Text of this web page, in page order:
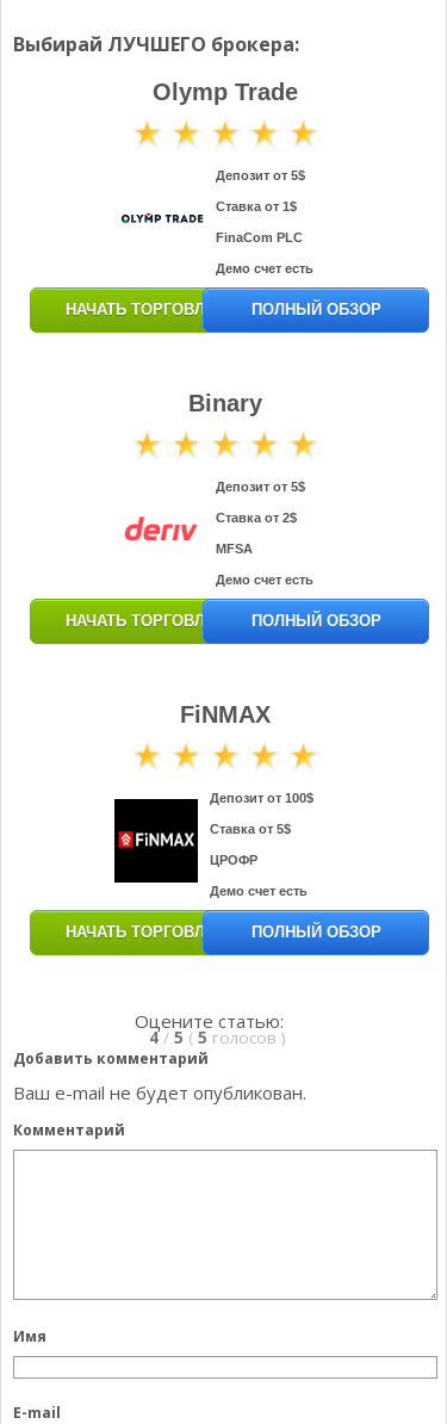
Выбирай ЛУЧШЕГО брокера:
Olymp Trade
Депозит от 5$
Ставка от 1$
FinaCom PLC
Демо счет есть
НАЧАТЬ ТОРГОВЛЮ ПОЛНЫЙ ОБЗОР
Binary
Депозит от 5$
Ставка от 2$
MFSA
Демо счет есть
НАЧАТЬ ТОРГОВЛЮ ПОЛНЫЙ ОБЗОР
FiNMAX
Депозит от 100$
Ставка от 5$
ЦРОФР
Демо счет есть
НАЧАТЬ ТОРГОВЛЮ ПОЛНЫЙ ОБЗОР
Оцените статью:
4 / 5 ( 5 голосов )
Добавить комментарий
Ваш e-mail не будет опубликован.
Комментарий
Имя
E-mail